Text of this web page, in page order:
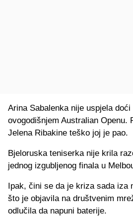
Arina Sabalenka nije uspjela
ovogodišnjem Australian Openu.
Jelena Ribakine teško joj je pao.
Bjeloruska teniserka nije krila
jednog izgubljenog finala u
Ipak, čini se da je kriza sada iza
što je objavila na društvenim
odlučila da napuni baterije.